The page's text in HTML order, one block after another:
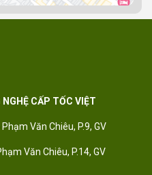
CẤP TỐC VIỆT
Văn Chiêu, P.9, GV
Văn Chiêu, P.14, GV